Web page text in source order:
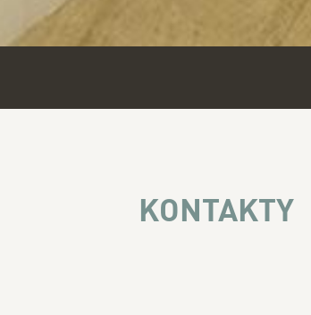
KONTAKTY